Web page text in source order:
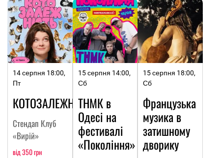
14 серпня 18:00,
Пт
КОТОЗАЛЕЖНІСТЬ
Стендап Клуб
«Вирій»
від 350 грн
15 серпня 14:00,
Сб
ТНМК в
Одесі на
фестивалі
«Покоління»
15 серпня 18:00,
Сб
Французька
музика в
затишному
дворику